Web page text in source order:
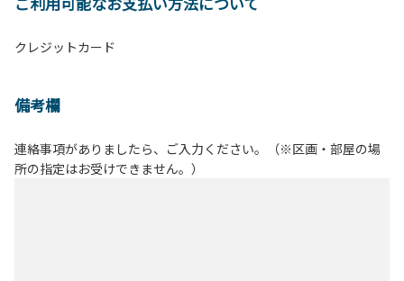
クレジットカード
備考欄
連絡事項がありましたら、ご入力ください。（※区画・部屋の場
所の指定はお受けできません。）